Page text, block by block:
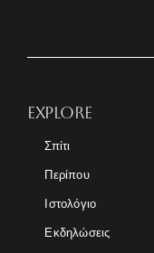
EXPLORE
Σπίτι
Περίπου
Ιστολόγιο
Εκδηλώσεις